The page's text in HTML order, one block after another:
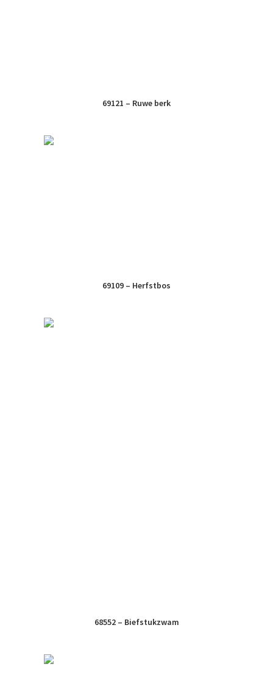
69121 – Ruwe berk
69109 – Herfstbos
68552 – Biefstukzwam